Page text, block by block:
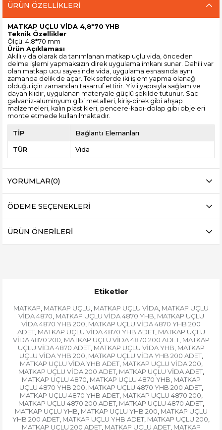
ÜRÜN ÖZELLIKLERI
MATKAP UÇLU VİDA 4,8*70 YHB
Teknik Özellikler
Ölçü: 4,8*70 mm
Ürün Açıklaması
Akıllı vida olarak da tanımlanan matkap uçlu vida, önceden
delme işlemi yapmaksızın direk uygulama imkanı sunar. Dahili var
olan matkap ucu sayesinde vida, uygulama esnasında aynı
zamanda delik de açar. Tek seferde iki işlem yapma olanağı
olduğu için zamandan tasarruf ettirir. Yivli yapısıyla sağlam ve
dayanıklıdır, uygulanan materyale güçlü şekilde tutunur. Sac-
galvaniz-alüminyum gibi metalleri, kiriş-direk gibi ahşap
malzemeleri, kalın plastikleri, pencere-kapı-dolap gibi objeleri
monte etmede kullanılmaktadır.
TİP Bağlantı Elemanları
TÜR Vida
YORUMLAR(0)
ÖDEME SEÇENEKLERI
ÜRÜN ÖNERILERI
Etiketler
MATKAP MATKAP UÇLU MATKAP UÇLU VİDA MATKAP UÇLU
VİDA 4870 MATKAP UÇLU VİDA 4870 YHB MATKAP UÇLU
VİDA 4870 YHB 200 MATKAP UÇLU VİDA 4870 YHB 200
ADET, MATKAP UÇLU VİDA 4870 YHB ADET, MATKAP UÇLU
VİDA 4870 200 MATKAP UÇLU VİDA 4870 200 ADET, MATKAP
UÇLU VİDA 4870 ADET, MATKAP UÇLU VİDA YHB MATKAP
UÇLU VİDA YHB 200 MATKAP UÇLU VİDA YHB 200 ADET,
MATKAP UÇLU VİDA YHB ADET, MATKAP UÇLU VİDA 200
MATKAP UÇLU VİDA 200 ADET, MATKAP UÇLU VİDA ADET,
MATKAP UÇLU 4870 MATKAP UÇLU 4870 YHB MATKAP
UÇLU 4870 YHB 200 MATKAP UÇLU 4870 YHB 200 ADET,
MATKAP UÇLU 4870 YHB ADET, MATKAP UÇLU 4870 200
MATKAP UÇLU 4870 200 ADET, MATKAP UÇLU 4870 ADET,
MATKAP UÇLU YHB MATKAP UÇLU YHB 200 MATKAP UÇLU
YHB 200 ADET MATKAP UÇLU YHB ADET MATKAP UÇLU 200
MATKAP UÇLU 200 ADET, MATKAP UÇLU ADET, MATKAP